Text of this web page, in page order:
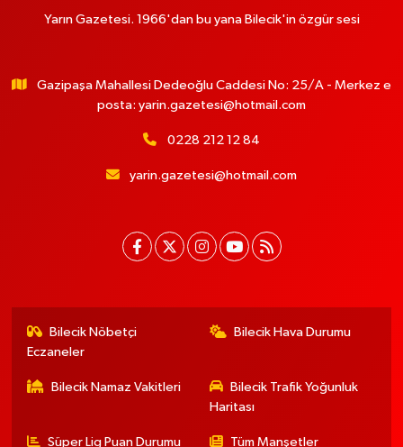
Yarın Gazetesi. 1966'dan bu yana Bilecik'in özgür sesi
Gazipaşa Mahallesi Dedeoğlu Caddesi No: 25/A - Merkez e
posta: yarin.gazetesi@hotmail.com
0228 212 12 84
yarin.gazetesi@hotmail.com
Bilecik Nöbetçi
Eczaneler
Bilecik Hava Durumu
Bilecik Namaz Vakitleri
Bilecik Trafik Yoğunluk
Haritası
Süper Lig Puan Durumu Tüm Manşetler